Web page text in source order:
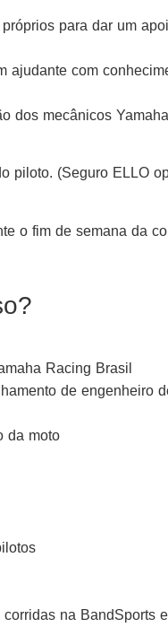
para dar um
ajudante com
dos mecânicos
piloto. (Seguro ELLO
o fim de semana da
Racing Brasil
de engenheiro
da moto
na BandSports